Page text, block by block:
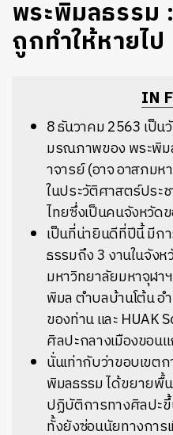
พระพิมลธรรม
ถูกทำให้หายไป
IN
8 ธันวาคม 2563 เป็
มรณภาพของ พระพิม
าจารย์ (อาจ อาสภม
ในประวัติศาสตร์ประ
ไทยซึ่งเป็นคนจังหวัด
เป็นที่น่ายินดีที่ปีนี้ มีก
ธรรมถึง 3 งานในจัง
มหาวิทยาลัยมหาจุฬา
พิมล ตำบลบ้านโต้น อ
ของท่าน และ HUAK
ศิลปะกลางเมืองขอน
นั่นเท่ากับว่าขอบเขต
พิมลธรรม ได้ขยายพื้
ปฏิบัติการทางศิลปะ
ทั้งยังซ่อนนัยทางการ